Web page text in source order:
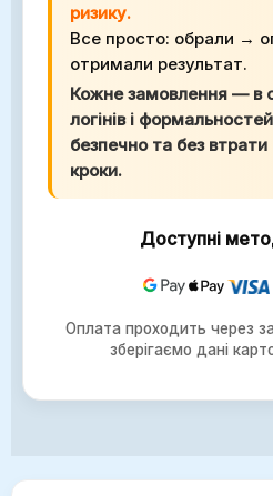
ризику.
Все просто: обрали →
отримали результат.
Кожне замовлення — в
логінів і
безпечно та без втрати
кроки.
Доступні
Оплата проходить через
зберігаємо дані